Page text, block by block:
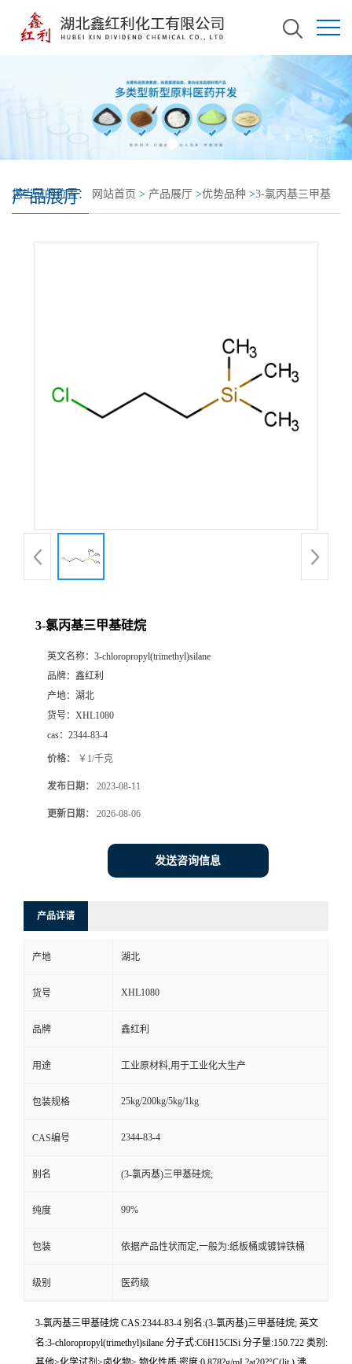
产品展厅
您当前的位置： 网站首页 > 产品展厅 >优势品种 >3-氯丙基三甲基
3-氯丙基三甲基硅烷
英文名称： 3-chloropropyl(trimethyl)silane
品牌： 鑫红利
产地： 湖北
货号： XHL1080
cas： 2344-83-4
价格： ￥1/千克
发布日期： 2023-08-11
更新日期： 2026-08-06
发送咨询信息
产品详请
产地 湖北
货号 XHL1080
品牌 鑫红利
用途 工业原材料,用于工业化大生产
包装规格 25kg/200kg/5kg/1kg
CAS编号 2344-83-4
别名 (3-氯丙基)三甲基硅烷;
纯度 99%
包装 依据产品性状而定,一般为:纸板桶或镀锌铁桶
级别 医药级
3-氯丙基三甲基硅烷 CAS:2344-83-4 别名:(3-氯丙基)三甲基硅烷; 英文
名:3-chloropropyl(trimethyl)silane 分子式:C6H15ClSi 分子量:150.722 类别: